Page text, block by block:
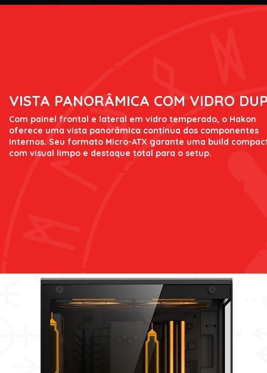
VISTA PANORÂMICA COM VIDRO
Com painel frontal e lateral em vidro temperado, o Hakon
oferece uma vista panorâmica contínua dos componentes
internos. Seu formato Micro-ATX garante uma build
com visual limpo e destaque total para o setup.